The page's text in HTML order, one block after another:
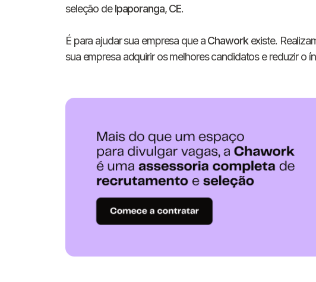
seleção deIpaporanga,CE.
É para ajudar sua empresa que aChaworkexiste.
sua empresa adquirir os melhores candidatos e reduzir o